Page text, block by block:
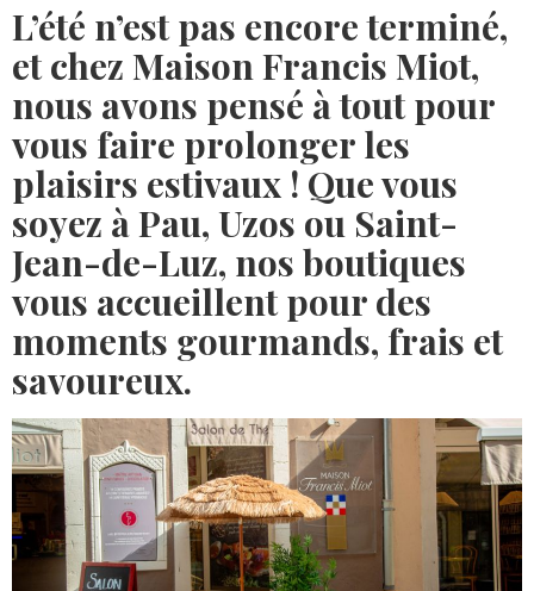
L’été n’est pas encore terminé,
et chez Maison Francis Miot,
nous avons pensé à tout pour
vous faire prolonger les
plaisirs estivaux ! Que vous
soyez à Pau, Uzos ou Saint-
Jean-de-Luz, nos boutiques
vous accueillent pour des
moments gourmands, frais et
savoureux.